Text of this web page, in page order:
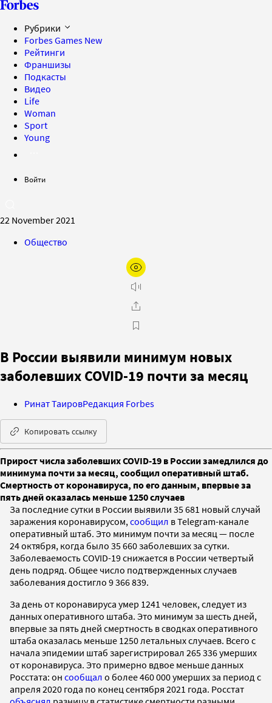
Рубрики
Forbes Games New
Рейтинги
Франшизы
Подкасты
Видео
Life
Woman
Sport
Young
Войти
22 November 2021
Общество
В России выявили минимум новых
заболевших COVID-19 почти за месяц
Ринат ТаировРедакция Forbes
Копировать ссылку
Прирост числа заболевших COVID-19 в России замедлился до
минимума почти за месяц, сообщил оперативный штаб.
Смертность от коронавируса, по его данным, впервые за
пять дней оказалась меньше 1250 случаев
За последние сутки в России выявили 35 681 новый случай
заражения коронавирусом, сообщил в Telegram-канале
оперативный штаб. Это минимум почти за месяц — после
24 октября, когда было 35 660 заболевших за сутки.
Заболеваемость COVID-19 снижается в России четвертый
день подряд. Общее число подтвержденных случаев
заболевания достигло 9 366 839.
За день от коронавируса умер 1241 человек, следует из
данных оперативного штаба. Это минимум за шесть дней,
впервые за пять дней смертность в сводках оперативного
штаба оказалась меньше 1250 летальных случаев. Всего с
начала эпидемии штаб зарегистрировал 265 336 умерших
от коронавируса. Это примерно вдвое меньше данных
Росстата: он сообщал о более 460 000 умерших за период с
апреля 2020 года по конец сентября 2021 года. Росстат